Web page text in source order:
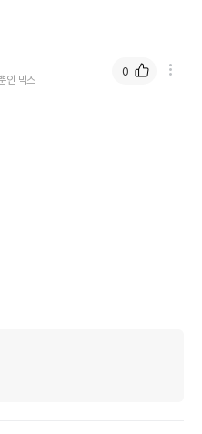
인 믹스
0